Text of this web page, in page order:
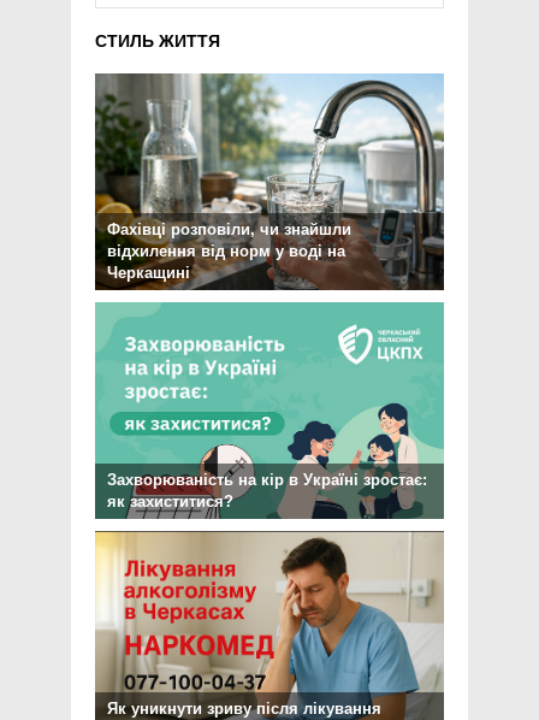
СТИЛЬ ЖИТТЯ
Фахівці розповіли, чи знайшли
відхилення від норм у воді на
Черкащині
Захворюваність на кір в Україні зростає:
як захиститися?
Як уникнути зриву після лікування